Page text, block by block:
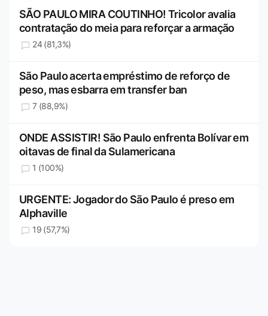
SÃO PAULO MIRA COUTINHO! Tricolor avalia
contratação do meia para reforçar a armação
24 (81,3%)
São Paulo acerta empréstimo de reforço de
peso, mas esbarra em transfer ban
7 (88,9%)
ONDE ASSISTIR! São Paulo enfrenta Bolívar em
oitavas de final da Sulamericana
1 (100%)
URGENTE: Jogador do São Paulo é preso em
Alphaville
19 (57,7%)